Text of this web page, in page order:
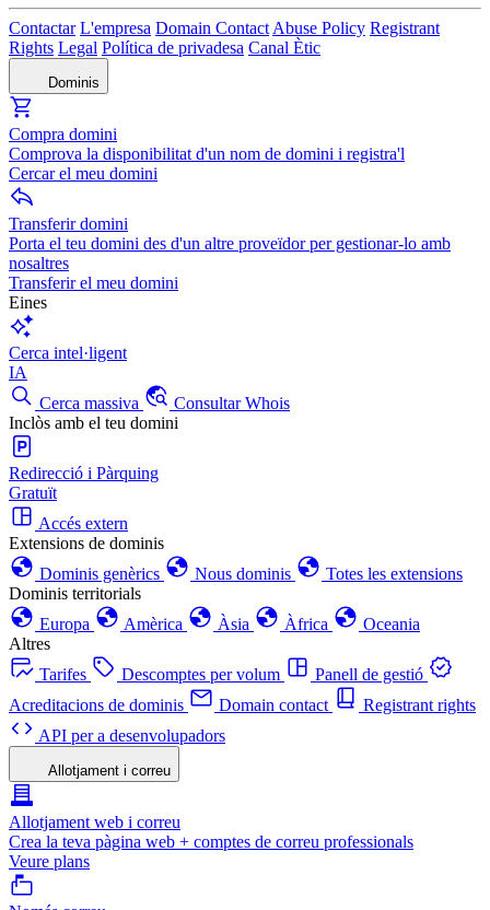
Contactar L'empresa Domain Contact Abuse Policy Registrant
Rights Legal Política de privadesa Canal Ètic
Dominis
Compra domini
Comprova la disponibilitat d'un nom de domini i registra'l
Cercar el meu domini
Transferir domini
Porta el teu domini des d'un altre proveïdor per gestionar-lo amb
nosaltres
Transferir el meu domini
Eines
Cerca intel·ligent
IA
Cerca massiva
Consultar Whois
Inclòs amb el teu domini
Redirecció i Pàrquing
Gratuït
Accés extern
Extensions de dominis
Dominis genèrics
Nous dominis
Totes les extensions
Dominis territorials
Europa
Amèrica Àsia Àfrica
Oceania
Altres
Tarifes
Descomptes per volum
Panell de gestió
Acreditacions de dominis
Domain contact
Registrant rights
API per a desenvolupadors
Allotjament i correu
Allotjament web i correu
Crea la teva pàgina web + comptes de correu professionals
Veure plans